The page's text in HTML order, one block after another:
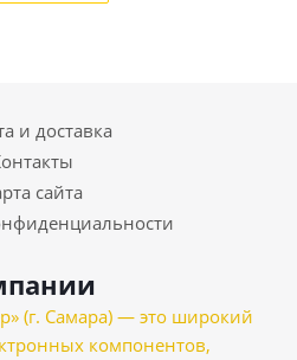
и доставка
сайта
(г. Самара) — это широкий
компонентов,